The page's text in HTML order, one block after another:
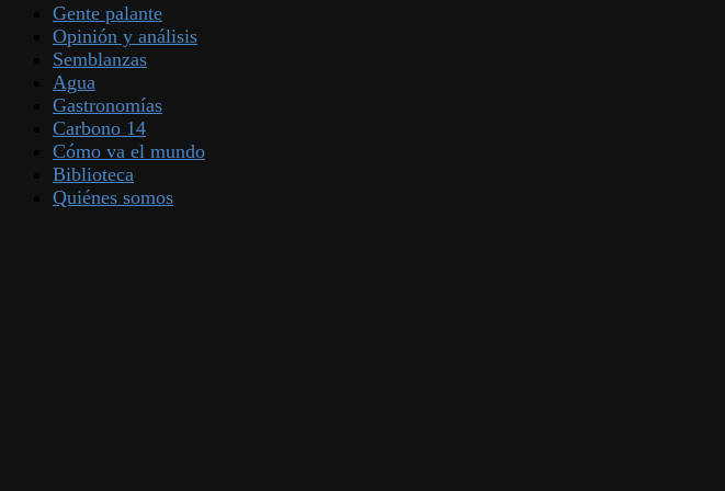
Gente palante
Opinión y análisis
Semblanzas
Agua
Gastronomías
Carbono 14
Cómo va el mundo
Biblioteca
Quiénes somos